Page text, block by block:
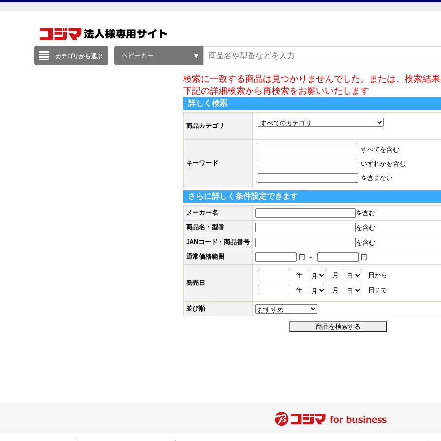
カテゴリから選ぶ ベビーカー
検索に一致する商品は見つかりませんでした。または、検索結
下記の詳細検索から再検索をお願いいたします
詳しく検索
商品カテゴリ
キーワード
すべてを含む
いずれかを含む
を含まない
さらに詳しく条件設定できます
メーカー名
を含む
商品名・型番
を含む
JANコード・商品番号
を含む
通常価格範囲
円 ～ 円
発売日
年 月 日から
年 月 日まで
並び順